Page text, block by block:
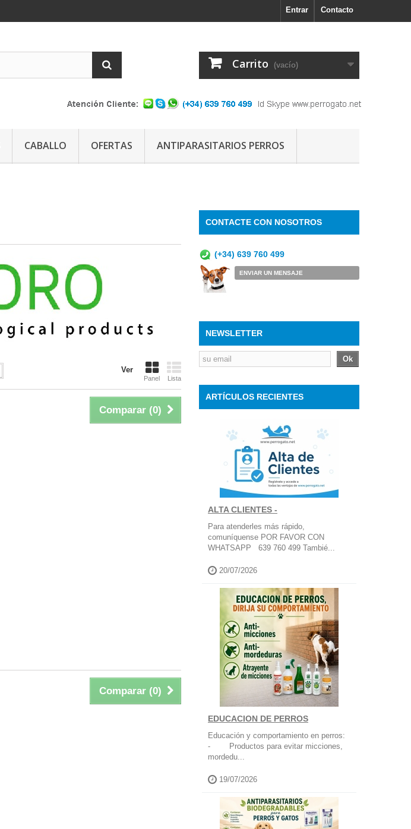
Contacto
Entrar
Carrito (vacío)
CABALLO OFERTAS ANTIPARASITARIOS PERROS
Ver
Panel Lista
Comparar (0)
Comparar (0)
CONTACTE CON NOSOTROS
(+34) 639 760 499
ENVIAR UN MENSAJE
NEWSLETTER
Ok
ARTÍCULOS RECIENTES
ALTA CLIENTES -
Para atenderles más rápido,
comuníquense POR FAVOR CON
WHATSAPP 639 760 499 Tambié...
20/07/2026
EDUCACION DE PERROS
Educación y comportamiento en perros:
- Productos para evitar micciones,
mordedu...
19/07/2026